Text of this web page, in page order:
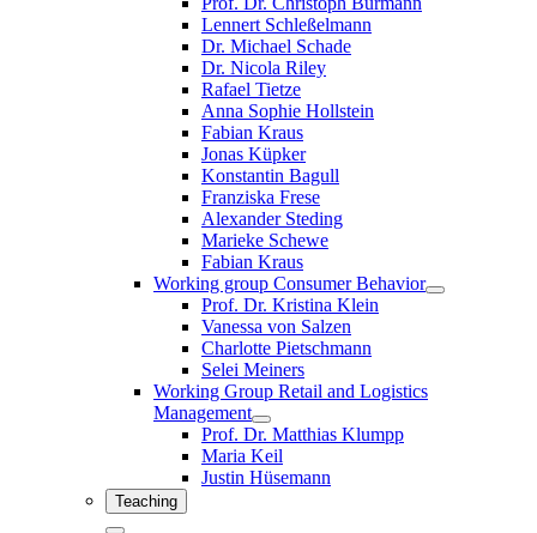
Lennert Schleßelmann
Dr. Michael Schade
Dr. Nicola Riley
Rafael Tietze
Anna Sophie Hollstein
Fabian Kraus
Jonas Küpker
Konstantin Bagull
Franziska Frese
Alexander Steding
Marieke Schewe
Fabian Kraus
Working group Consumer Behavior
Prof. Dr. Kristina Klein
Vanessa von Salzen
Charlotte Pietschmann
Selei Meiners
Working Group Retail and Logistics
Management
Prof. Dr. Matthias Klumpp
Maria Keil
Justin Hüsemann
Teaching